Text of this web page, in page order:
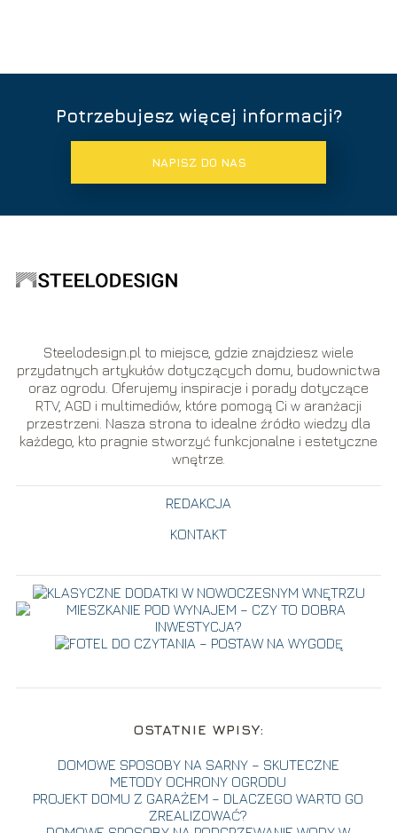
Potrzebujesz więcej informacji?
NAPISZ DO NAS
Steelodesign.pl to miejsce, gdzie znajdziesz wiele
przydatnych artykułów dotyczących domu, budownictwa
oraz ogrodu. Oferujemy inspiracje i porady dotyczące
RTV, AGD i multimediów, które pomogą Ci w aranżacji
przestrzeni. Nasza strona to idealne źródło wiedzy dla
każdego, kto pragnie stworzyć funkcjonalne i estetyczne
wnętrze.
REDAKCJA
KONTAKT
OSTATNIE WPISY:
DOMOWE SPOSOBY NA SARNY – SKUTECZNE
METODY OCHRONY OGRODU
PROJEKT DOMU Z GARAŻEM – DLACZEGO WARTO GO
ZREALIZOWAĆ?